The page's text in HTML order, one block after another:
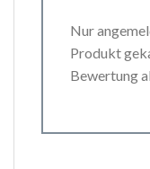
Nur
Produkt
Bewertung